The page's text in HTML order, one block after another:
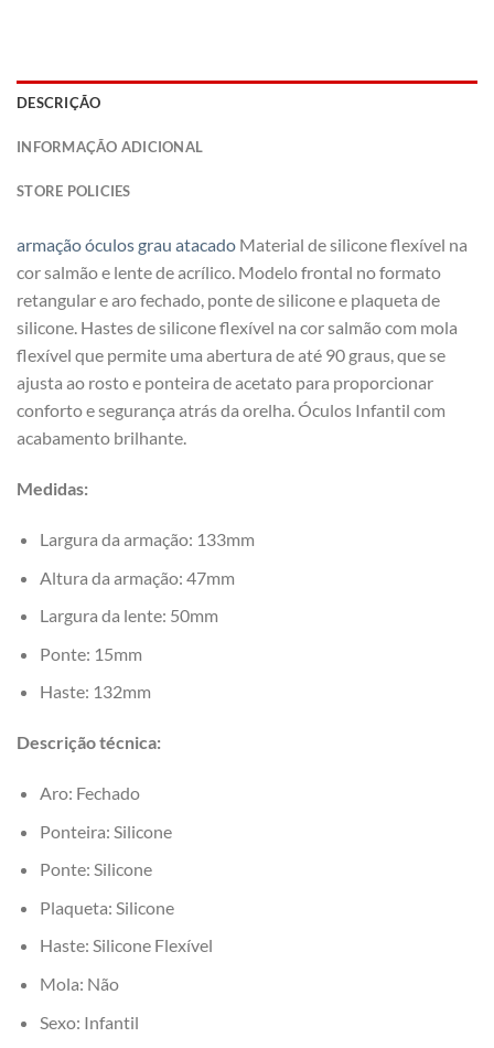
DESCRIÇÃO
INFORMAÇÃO ADICIONAL
STORE POLICIES
armação óculos grau atacado Material de silicone flexível na
cor salmão e lente de acrílico. Modelo frontal no formato
retangular e aro fechado, ponte de silicone e plaqueta de
silicone. Hastes de silicone flexível na cor salmão com mola
flexível que permite uma abertura de até 90 graus, que se
ajusta ao rosto e ponteira de acetato para proporcionar
conforto e segurança atrás da orelha. Óculos Infantil com
acabamento brilhante.
Medidas:
Largura da armação: 133mm
Altura da armação: 47mm
Largura da lente: 50mm
Ponte: 15mm
Haste: 132mm
Descrição técnica:
Aro: Fechado
Ponteira: Silicone
Ponte: Silicone
Plaqueta: Silicone
Haste: Silicone Flexível
Mola: Não
Sexo: Infantil